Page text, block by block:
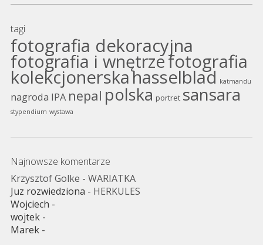
tagi
fotografia dekoracyjna
fotografia i wnętrzefotografia
kolekcjonerskahasselblad katmandu
nagroda IPA nepal polska portret sansara
stypendium wystawa
Najnowsze komentarze
Krzysztof Golke - WARIATKA
Juz rozwiedziona - HERKULES
Wojciech -
wojtek-
Marek-